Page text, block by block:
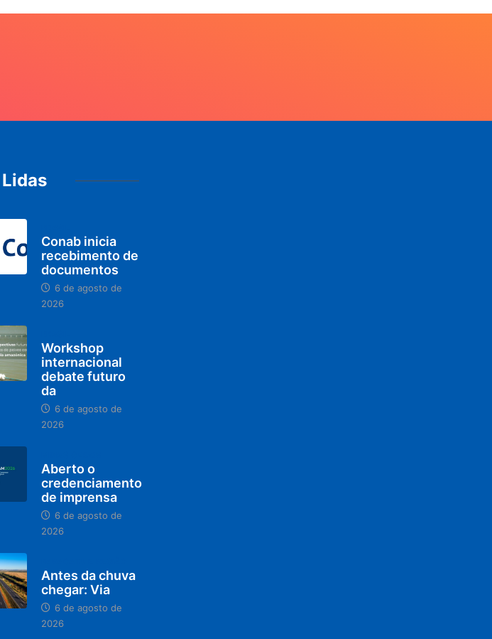
Conab inicia
recebimento de
documentos
6 de agosto de
2026
Workshop
internacional
debate futuro
da
6 de agosto de
2026
Aberto o
credenciamento
de imprensa
6 de agosto de
2026
Antes da chuva
chegar: Via
6 de agosto de
2026